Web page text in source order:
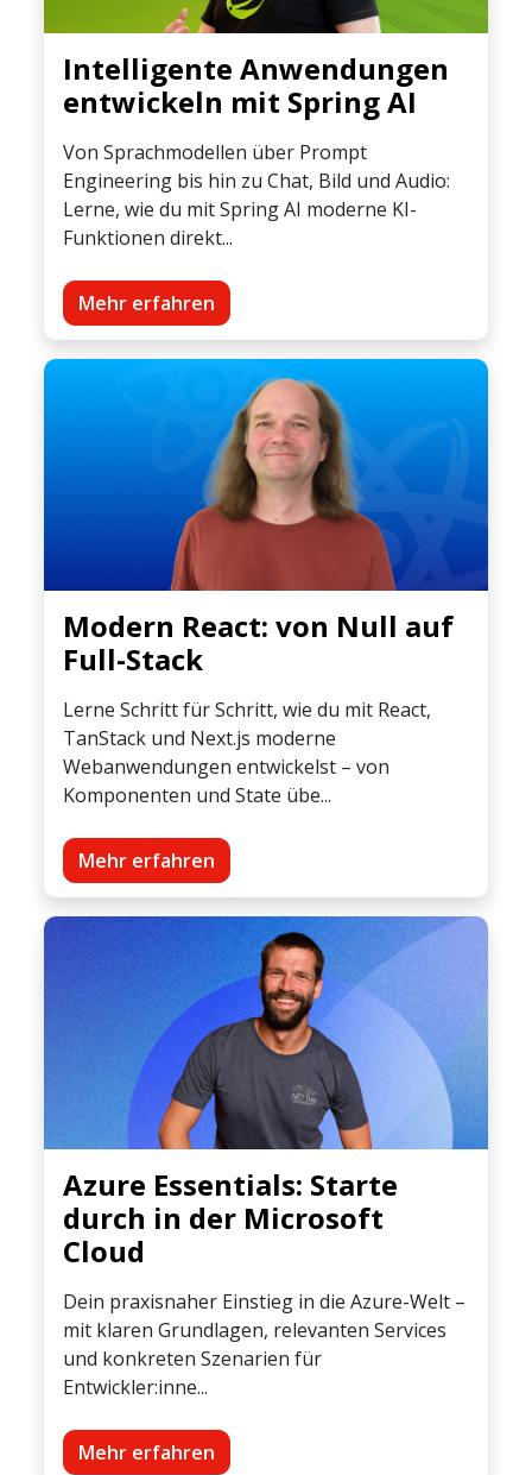
Intelligente Anwendungen
entwickeln mit Spring AI
Von Sprachmodellen über Prompt
Engineering bis hin zu Chat, Bild und Audio:
Lerne, wie du mit Spring AI moderne KI-
Funktionen direkt...
Mehr erfahren
Modern React: von Null auf
Full-Stack
Lerne Schritt für Schritt, wie du mit React,
TanStack und Next.js moderne
Webanwendungen entwickelst – von
Komponenten und State übe...
Mehr erfahren
Azure Essentials: Starte
durch in der Microsoft
Cloud
Dein praxisnaher Einstieg in die Azure-Welt –
mit klaren Grundlagen, relevanten Services
und konkreten Szenarien für
Entwickler:inne...
Mehr erfahren